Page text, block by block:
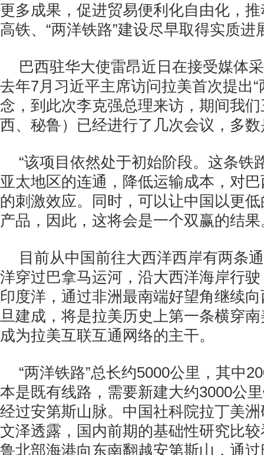
更多成果，促进贸易便利化自由化，
高铁、“两洋铁路”建设尽早取得实质进
巴西驻华大使雷昂近日在接受媒体
去年7月习近平主席访问拉美首次提出“
念，到此次李克强总理来访，期间我
西、秘鲁）已经进行了几次会议，多
“该项目依然处于初始阶段。这条铁
亚太地区的连通，降低运输成本，对
的刺激效应。同时，可以让中国以更
产品，因此，这将会是一个双赢的结果
目前从中国前往大西洋西岸有两条
洋穿过巴拿马运河，沿大西洋海岸行
印度洋，通过非洲最南端好望角继续向
旦建成，将是拉美历史上第一条横穿
成为拉美互联互通网络的主干。
“两洋铁路”总长约5000公里，其中
本是既有线路，需要新建大约3000公
经过安第斯山脉。中国社科院拉丁美
文泽透露，国内前期的基础性研究比
鲁北部海港向东南翻越安第斯山，通